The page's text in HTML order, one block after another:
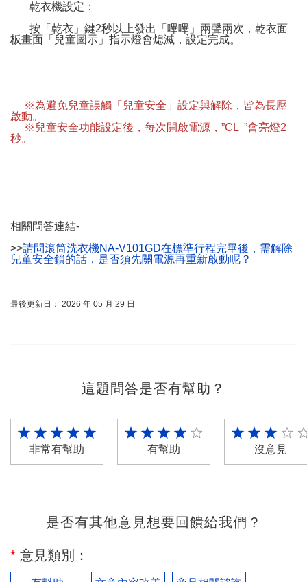
乾衣機設定：
按「乾衣」鍵2秒以上發出「嗶嗶」兩聲兩次，乾衣面
板畫面「兒童圖示」指示燈會熄滅，設定完成。
※為避免兒童誤觸「兒童安全」設定與解除，皆為長壓
啟動。
※兒童安全功能設定後，每次開啟電源，”CL ”會亮燈2
秒。
相關問答連結-
>>請問滾筒洗衣機NA-V101GD在標準行程完畢後，需解除
兒童安全鎖的話，是否須先關電源再重新啟動呢？
最後更新日： 2026 年 05 月 29 日
這題問答是否有幫助？
非常有幫助 有幫助 沒意見
是否有其他意見想要回饋給我們？
* 意見類別：